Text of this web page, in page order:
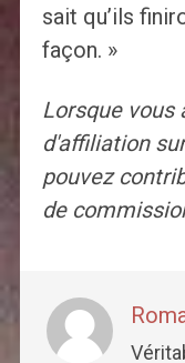
sait qu’ils
façon. »
Lorsque vous
d'affiliation
pouvez
de